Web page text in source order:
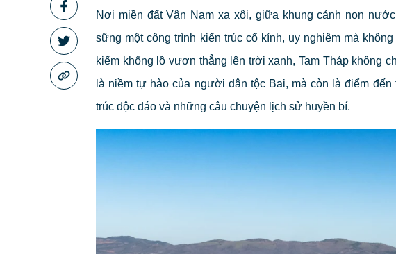
Nơi miền đất Vân Nam xa xôi, giữa khung cảnh non
sững một công trình kiến trúc cổ kính, uy nghiêm mà
kiếm khổng lồ vươn thẳng lên trời xanh, Tam Tháp không
là niềm tự hào của người dân tộc Bai, mà còn là điểm
trúc độc đáo và những câu chuyện lịch sử huyền bí.